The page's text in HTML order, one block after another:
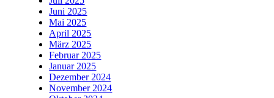
Juni 2025
Mai 2025
April 2025
März 2025
Februar 2025
Januar 2025
Dezember 2024
November 2024